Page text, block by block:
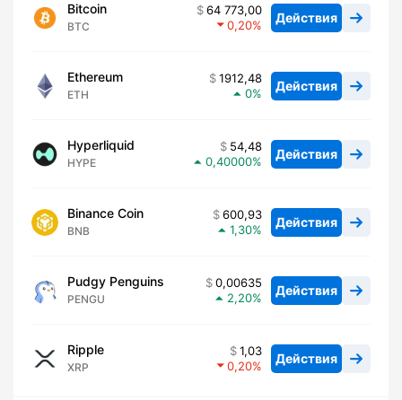
Bitcoin
BTC
64 773,00
0,20
Действия
Ethereum
ETH
1912,48
0
Действия
Hyperliquid
HYPE
54,48
0,40000
Действия
Binance Coin
BNB
600,93
1,30
Действия
Pudgy Penguins
PENGU
0,00635
2,20
Действия
Ripple
XRP
1,03
0,20
Действия